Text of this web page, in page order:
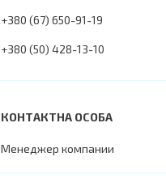
+380 (67) 650-91-19
+380 (50) 428-13-10
Менеджер компании